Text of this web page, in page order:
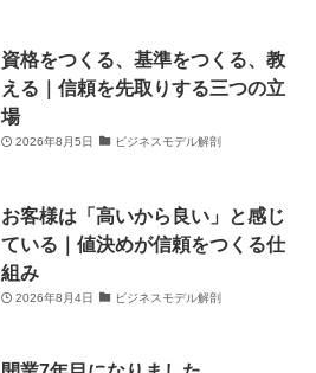
資格をつくる、基準をつくる、教
える｜信頼を先取りする三つの立
場
2026年8月5日 ビジネスモデル解剖
お客様は「高いから良い」と感じ
ている｜値決めが信頼をつくる仕
組み
2026年8月4日 ビジネスモデル解剖